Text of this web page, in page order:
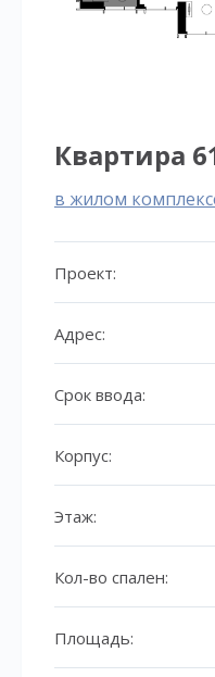
Квартира
в жилом
Проект:
Адрес:
Срок ввода:
Корпус:
Этаж:
Кол-во спален:
Площадь: